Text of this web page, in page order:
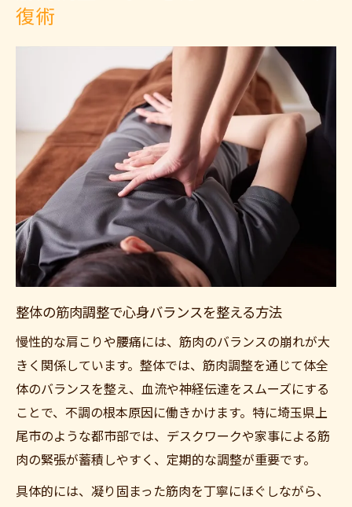
復術
整体の筋肉調整で心身バランスを整える方法
慢性的な肩こりや腰痛には、筋肉のバランスの崩れが大
きく関係しています。整体では、筋肉調整を通じて体全
体のバランスを整え、血流や神経伝達をスムーズにする
ことで、不調の根本原因に働きかけます。特に埼玉県上
尾市のような都市部では、デスクワークや家事による筋
肉の緊張が蓄積しやすく、定期的な調整が重要です。
具体的には、凝り固まった筋肉を丁寧にほぐしながら、